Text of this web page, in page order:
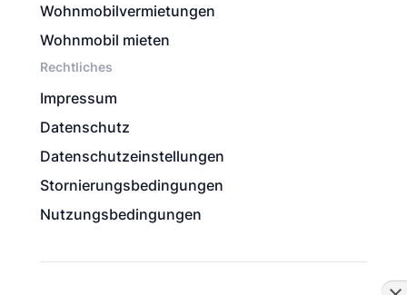
Wohnmobilvermietungen
Wohnmobil mieten
Rechtliches
Impressum
Datenschutz
Datenschutzeinstellungen
Stornierungsbedingungen
Nutzungsbedingungen